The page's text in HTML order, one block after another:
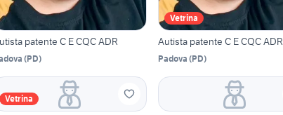
patente C E CQC ADR
(PD)
Vetrina
Autista patente C E CQC ADR
Padova (PD)
Vetrina